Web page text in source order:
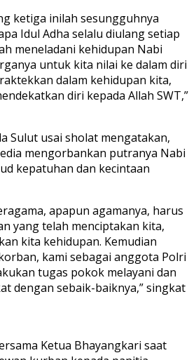
ketiga inilah sesungguhnya
Idul Adha selalu diulang setiap
meneladani kehidupan Nabi
untuk kita nilai ke dalam diri
dalam kehidupan kita,
diri kepada Allah SWT,”
Sulut usai sholat mengatakan,
mengorbankan putranya Nabi
kepatuhan dan kecintaan
apapun agamanya, harus
yang telah menciptakan kita,
kita kehidupan. Kemudian
kami sebagai anggota Polri
tugas pokok melayani dan
dengan sebaik-baiknya,” singkat
Ketua Bhayangkari saat